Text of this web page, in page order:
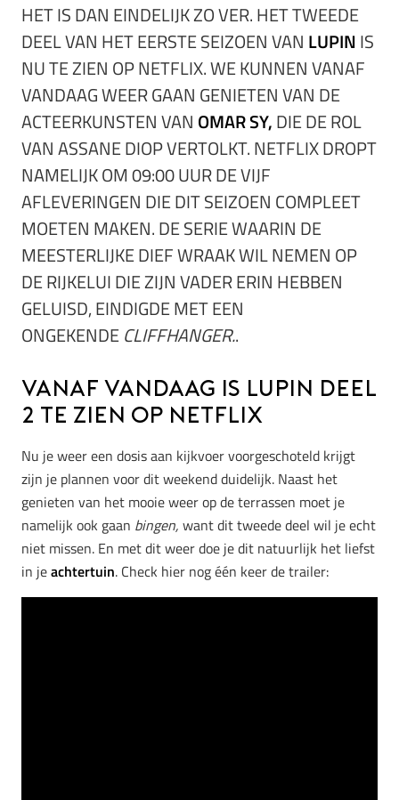
HET IS DAN EINDELIJK ZO VER. HET TWEEDE
DEEL VAN HET EERSTE SEIZOEN VAN LUPINIS
NU TE ZIEN OP NETFLIX. WE KUNNEN VANAF
VANDAAG WEER GAAN GENIETEN VAN DE
ACTEERKUNSTEN VAN OMAR SY,DIE DE ROL
VAN ASSANE DIOP VERTOLKT. NETFLIX DROPT
NAMELIJK OM 09:00 UUR DE VIJF
AFLEVERINGEN DIE DIT SEIZOEN COMPLEET
MOETEN MAKEN. DE SERIE WAARIN DE
MEESTERLIJKE DIEF WRAAK WIL NEMEN OP
DE RIJKELUI DIE ZIJN VADER ERIN HEBBEN
GELUISD, EINDIGDE MET EEN
ONGEKENDECLIFFHANGER..
Vanaf vandaag is Lupin deel
2 te zien op Netflix
Nu je weer een dosis aan kijkvoer voorgeschoteld krijgt
zijn je plannen voor dit weekend duidelijk. Naast het
genieten van het mooie weer op de terrassen moet je
namelijk ook gaan bingen, want dit tweede deel wil je echt
niet missen. En met dit weer doe je dit natuurlijk het liefst
in jeachtertuin. Check hier nog één keer de trailer: